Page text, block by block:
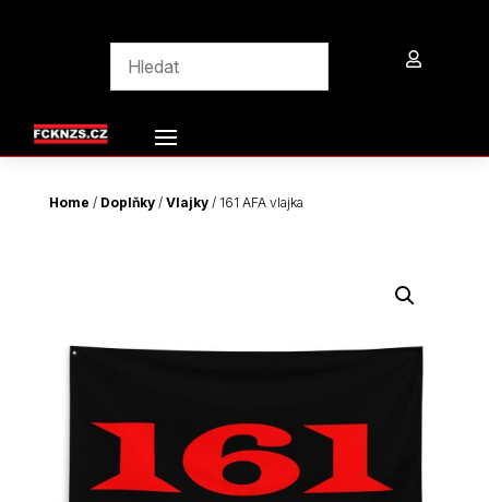

Home / Doplňky/ Vlajky/ 161 AFA vlajka